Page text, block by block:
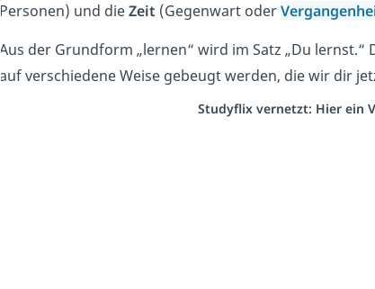
Personen) und dieZeit (Gegenwart oder
Aus der Grundform „lernen“ wird im Satz „Du lernst.“
auf verschiedene Weise gebeugt werden, die wir dir
Studyflix vernetzt: Hier ein